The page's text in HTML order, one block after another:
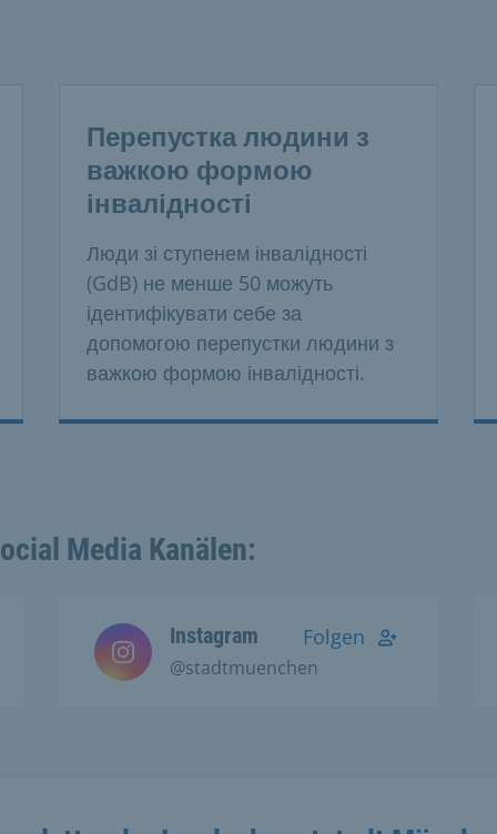
Перепустка людини з
важкою формою
інвалідності
Люди зі ступенем інвалідності
(GdB) не менше 50 можуть
ідентифікувати себе за
допомогою перепустки людини з
важкою формою інвалідності.
Media Kanälen:
Instagram
@stadtmuenchen
Folgen